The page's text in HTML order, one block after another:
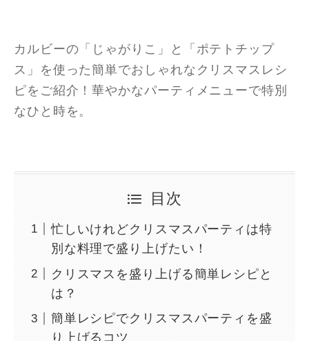
カルビーの「じゃがりこ」と「ポテトチップ
ス」を使った簡単でおしゃれなクリスマスレシ
ピをご紹介！華やかなパーティメニューで特別
なひと時を。
目次
忙しいけれどクリスマスパーティは特
別な料理で盛り上げたい！
クリスマスを盛り上げる簡単レシピと
は？
簡単レシピでクリスマスパーティを盛
り上げるコツ